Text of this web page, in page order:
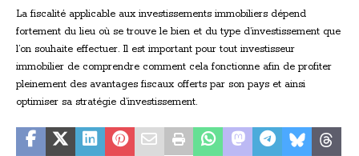
La fiscalité applicable aux investissements immobiliers dépend
fortement du lieu où se trouve le bien et du type d’investissement que
l’on souhaite effectuer. Il est important pour tout investisseur
immobilier de comprendre comment cela fonctionne afin de profiter
pleinement des avantages fiscaux offerts par son pays et ainsi
optimiser sa stratégie d’investissement.